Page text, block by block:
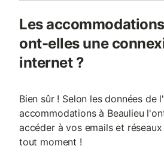
Les
ont-elles une
internet ?
Bien sûr ! Selon les données de
accommodations à Beaulieu
accéder à vos emails et
tout moment !